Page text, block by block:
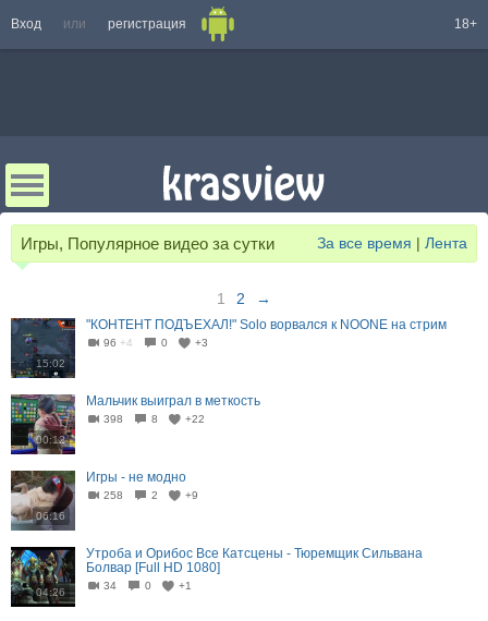
Вход или регистрация 18+
Игры, Популярное видео за сутки За все время | Лента
1 2 →
15:02
"КОНТЕНТ ПОДЪЕХАЛ!" Solo ворвался к NOONE на стрим
96 +4 0 +3
00:12
Мальчик выиграл в меткость
398 8 +22
06:16
Игры - не модно
258 2 +9
04:26
Утроба и Орибос Все Катсцены - Тюремщик Сильвана
Болвар [Full HD 1080]
34 0 +1